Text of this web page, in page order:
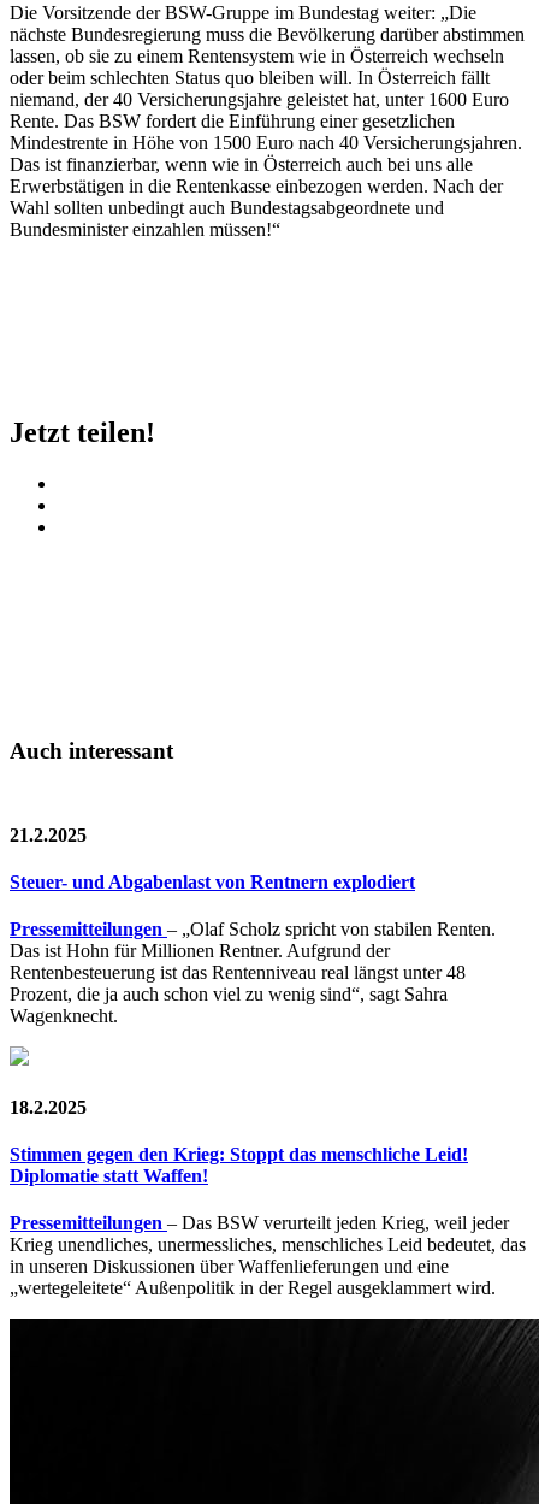
Die Vorsitzende der BSW-Gruppe im Bundestag weiter: „Die
nächste Bundesregierung muss die Bevölkerung darüber abstimmen
lassen, ob sie zu einem Rentensystem wie in Österreich wechseln
oder beim schlechten Status quo bleiben will. In Österreich fällt
niemand, der 40 Versicherungsjahre geleistet hat, unter 1600 Euro
Rente. Das BSW fordert die Einführung einer gesetzlichen
Mindestrente in Höhe von 1500 Euro nach 40 Versicherungsjahren.
Das ist finanzierbar, wenn wie in Österreich auch bei uns alle
Erwerbstätigen in die Rentenkasse einbezogen werden. Nach der
Wahl sollten unbedingt auch Bundestagsabgeordnete und
Bundesminister einzahlen müssen!“
Jetzt teilen!
Auch interessant
21.2.2025
Steuer- und Abgabenlast von Rentnern explodiert
Pressemitteilungen – „Olaf Scholz spricht von stabilen Renten.
Das ist Hohn für Millionen Rentner. Aufgrund der
Rentenbesteuerung ist das Rentenniveau real längst unter 48
Prozent, die ja auch schon viel zu wenig sind“, sagt Sahra
Wagenknecht.
18.2.2025
Stimmen gegen den Krieg: Stoppt das menschliche Leid!
Diplomatie statt Waffen!
Pressemitteilungen – Das BSW verurteilt jeden Krieg, weil jeder
Krieg unendliches, unermessliches, menschliches Leid bedeutet, das
in unseren Diskussionen über Waffenlieferungen und eine
„wertegeleitete“ Außenpolitik in der Regel ausgeklammert wird.